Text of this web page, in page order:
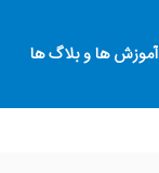
آموزش ها و بلاگ ها